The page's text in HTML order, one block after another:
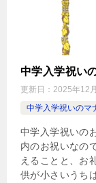
中学入学祝い
更新日： 2025年12
中学入学祝いのマ
中学入学祝いの
内のお祝いなの
えることと、お
供が小さいうち